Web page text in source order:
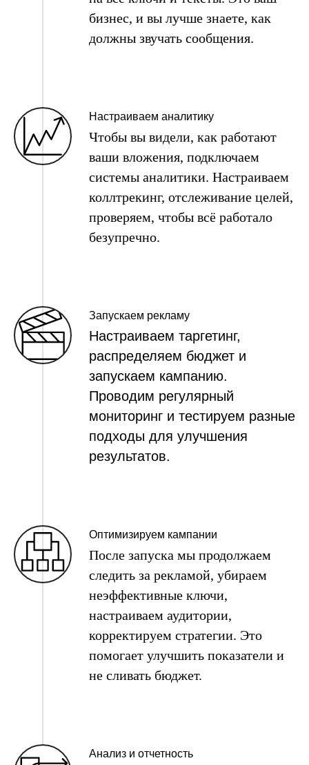
бизнес, и вы лучше знаете, как
должны звучать сообщения.
Настраиваем аналитику
Чтобы вы видели, как работают
ваши вложения, подключаем
системы аналитики. Настраиваем
коллтрекинг, отслеживание целей,
проверяем, чтобы всё работало
безупречно.
Запускаем рекламу
Настраиваем таргетинг,
распределяем бюджет и
запускаем кампанию.
Проводим регулярный
мониторинг и тестируем разные
подходы для улучшения
результатов.
Оптимизируем кампании
После запуска мы продолжаем
следить за рекламой, убираем
неэффективные ключи,
настраиваем аудитории,
корректируем стратегии. Это
помогает улучшить показатели и
не сливать бюджет.
Анализ и отчетность